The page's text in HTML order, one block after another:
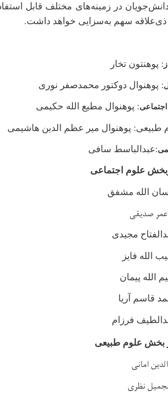
جویان در زمینه‌های مختلف قابل
ذی‌علاقه سهم به‌سزایی خواهد داشت.
: پوهنتون تخار
: پوهنوال دوکتور محمدصفر نوری
: پوهنوال مطیع الله حکیمی
طبیعی: پوهنوال میر عظم الدین هاشیمی
:عبدالباسط سافی
علوم اجتماعی
الله مشفق
صدیقی
مجیدی
الله فایز
الله پیمان
قاسم آریا
فرزام
بخش علوم طبیعی
امانی
نظری